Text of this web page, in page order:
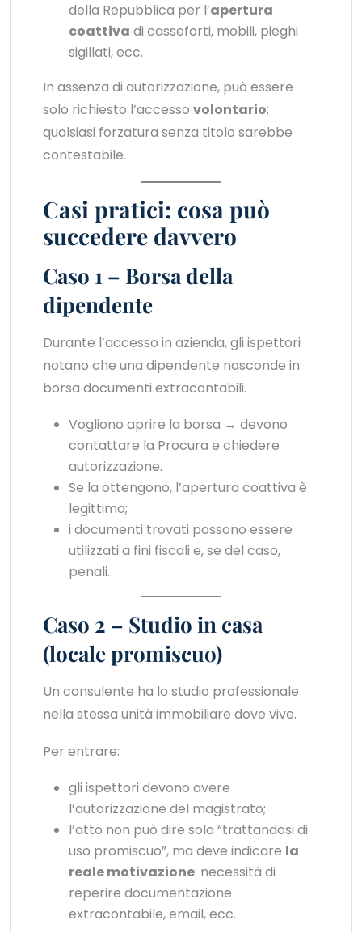
della Repubblica per l’apertura
coattiva di casseforti, mobili, pieghi
sigillati, ecc.
In assenza di autorizzazione, può essere
solo richiesto l’accesso volontario;
qualsiasi forzatura senza titolo sarebbe
contestabile.
Casi pratici: cosa può
succedere davvero
Caso 1 – Borsa della
dipendente
Durante l’accesso in azienda, gli ispettori
notano che una dipendente nasconde in
borsa documenti extracontabili.
Vogliono aprire la borsa → devono
contattare la Procura e chiedere
autorizzazione.
Se la ottengono, l’apertura coattiva è
legittima;
i documenti trovati possono essere
utilizzati a fini fiscali e, se del caso,
penali.
Caso 2 – Studio in casa
(locale promiscuo)
Un consulente ha lo studio professionale
nella stessa unità immobiliare dove vive.
Per entrare:
gli ispettori devono avere
l’autorizzazione del magistrato;
l’atto non può dire solo “trattandosi di
uso promiscuo”, ma deve indicare la
reale motivazione: necessità di
reperire documentazione
extracontabile, email, ecc.